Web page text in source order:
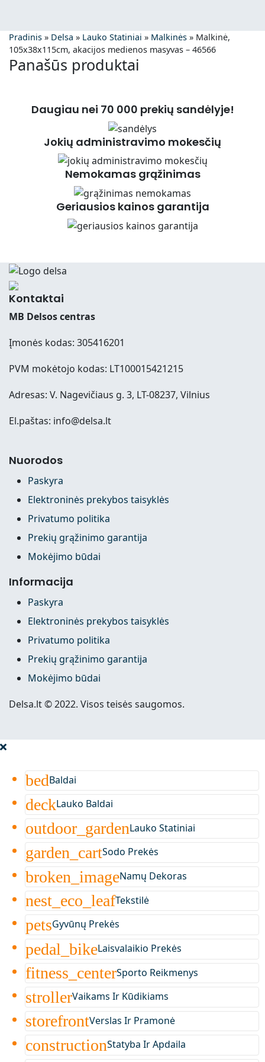
Pradinis » Delsa » Lauko Statiniai » Malkinės » Malkinė,
105x38x115cm, akacijos medienos masyvas – 46566
Panašūs produktai
Daugiau nei 70 000 prekių sandėlyje!
Jokių administravimo mokesčių
Nemokamas grąžinimas
Geriausios kainos garantija
Kontaktai
MB Delsos centras
Įmonės kodas: 305416201
PVM mokėtojo kodas: LT100015421215
Adresas: V. Nagevičiaus g. 3, LT-08237, Vilnius
El.paštas: info@delsa.lt
Nuorodos
Paskyra
Elektroninės prekybos taisyklės
Privatumo politika
Prekių grąžinimo garantija
Mokėjimo būdai
Informacija
Paskyra
Elektroninės prekybos taisyklės
Privatumo politika
Prekių grąžinimo garantija
Mokėjimo būdai
Delsa.lt © 2022. Visos teisės saugomos.
bedBaldai
deckLauko Baldai
outdoor_gardenLauko Statiniai
garden_cartSodo Prekės
broken_imageNamų Dekoras
nest_eco_leafTekstilė
petsGyvūnų Prekės
pedal_bikeLaisvalaikio Prekės
fitness_centerSporto Reikmenys
strollerVaikams Ir Kūdikiams
storefrontVerslas Ir Pramonė
constructionStatyba Ir Apdaila